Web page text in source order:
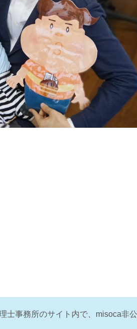
士事務所のサイト内で、misoca非